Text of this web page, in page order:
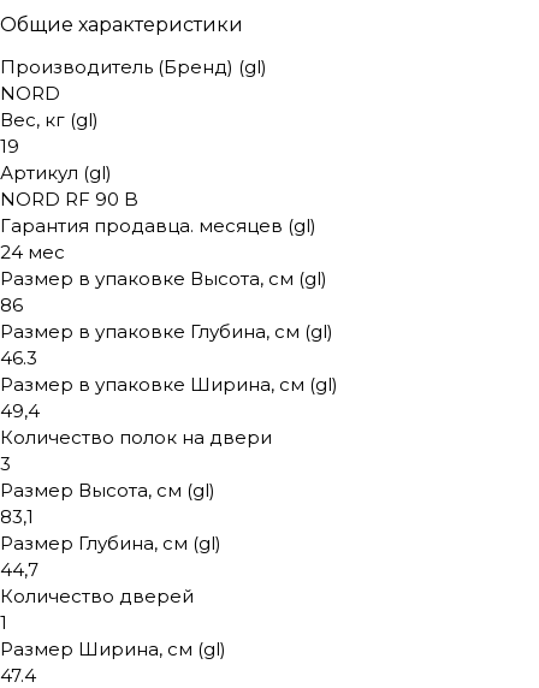
Общие характеристики
Производитель (Бренд) (gl)
NORD
Вес, кг (gl)
19
Артикул (gl)
NORD RF 90 B
Гарантия продавца. месяцев (gl)
24 мес
Размер в упаковке Высота, см (gl)
86
Размер в упаковке Глубина, см (gl)
46.3
Размер в упаковке Ширина, см (gl)
49,4
Количество полок на двери
3
Размер Высота, см (gl)
83,1
Размер Глубина, см (gl)
44,7
Количество дверей
1
Размер Ширина, см (gl)
47.4